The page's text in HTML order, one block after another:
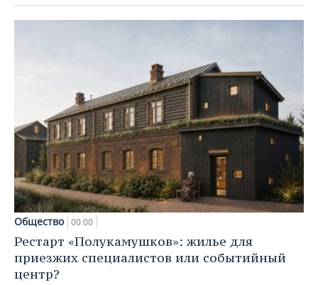
Общество 00:00
Рестарт «Полукамушков»: жилье для
приезжих специалистов или событийный
центр?